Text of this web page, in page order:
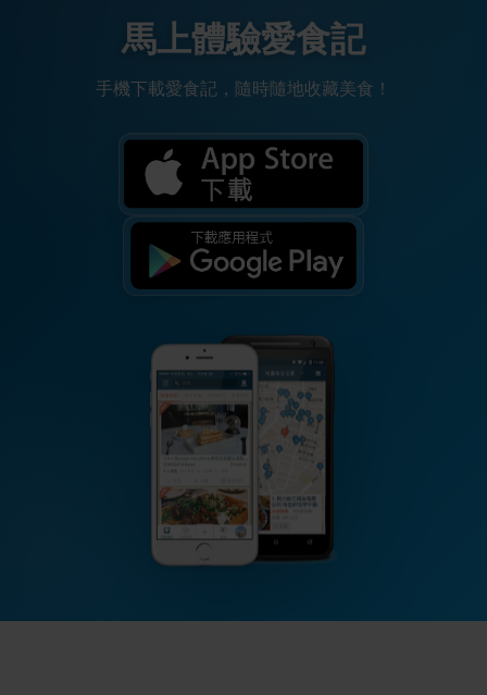
馬上體驗愛食記
手機下載愛食記，隨時隨地收藏美食！